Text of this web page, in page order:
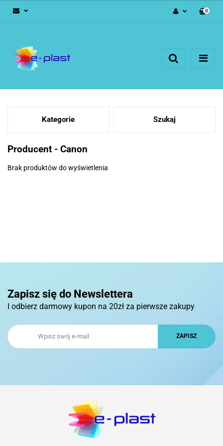
Dodaj zgłoszenie
0
Kategorie Szukaj
Producent - Canon
Brak produktów do wyświetlenia
Zapisz się do Newslettera
I odbierz darmowy kupon na 20zł za pierwsze zakupy